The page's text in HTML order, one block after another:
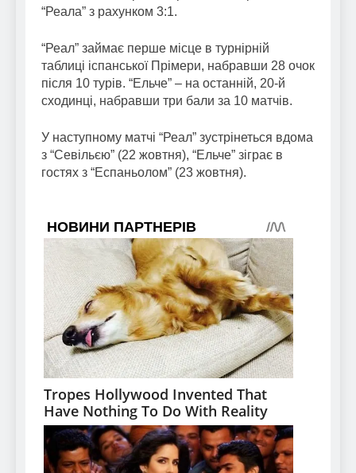
“Реала” з рахунком 3:1.
“Реал” займає перше місце в турнірній
таблиці іспанської Прімери, набравши 28 очок
після 10 турів. “Ельче” – на останній, 20-й
сходинці, набравши три бали за 10 матчів.
У наступному матчі “Реал” зустрінеться вдома
з “Севільєю” (22 жовтня), “Ельче” зіграє в
гостях з “Еспаньолом” (23 жовтня).